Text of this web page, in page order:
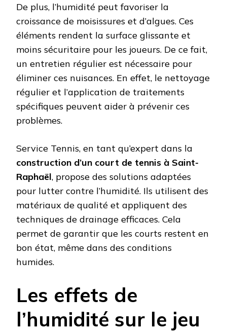
De plus, l’humidité peut favoriser la
croissance de moisissures et d’algues. Ces
éléments rendent la surface glissante et
moins sécuritaire pour les joueurs. De ce fait,
un entretien régulier est nécessaire pour
éliminer ces nuisances. En effet, le nettoyage
régulier et l’application de traitements
spécifiques peuvent aider à prévenir ces
problèmes.
Service Tennis, en tant qu’expert dans la
construction d’un court de tennis à Saint-
Raphaël, propose des solutions adaptées
pour lutter contre l’humidité. Ils utilisent des
matériaux de qualité et appliquent des
techniques de drainage efficaces. Cela
permet de garantir que les courts restent en
bon état, même dans des conditions
humides.
Les effets de
l’humidité sur le jeu